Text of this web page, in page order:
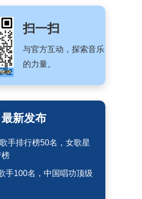
扫一扫
与官方互动，探索音乐
的力量。
最新发布
手排行榜50名，女歌星
榜
手100名，中国唱功顶级